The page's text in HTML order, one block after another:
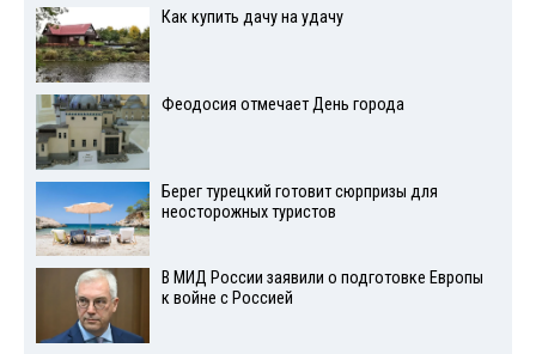
Как купить дачу на удачу
Феодосия отмечает День города
Берег турецкий готовит сюрпризы для
неосторожных туристов
В МИД России заявили о подготовке Европы
к войне с Россией